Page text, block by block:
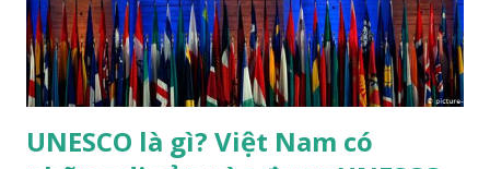
Theo đánh giá của UNESCO, "trong các thể loại nhạc cổ
truyền ở Việt Nam, chỉ có Nhã nhạc đạt tới tầm vóc quốc
gia". ...
UNESCO là gì? Việt Nam có